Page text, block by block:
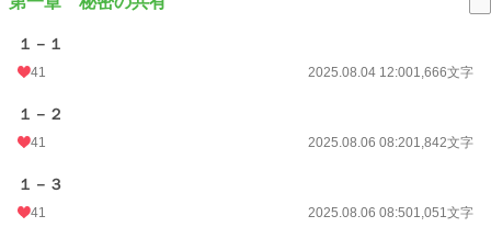
週間ポイント
月間ポイント
年間ポイント
累計ポイント
１－１
41 2025.08.04 12:001,666文字
１－２
41 2025.08.06 08:201,842文字
１－３
41 2025.08.06 08:501,051文字